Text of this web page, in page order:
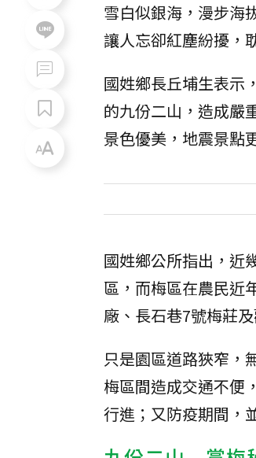
雪白似銀海，漫步海
讓人忘卻紅塵紛擾，
國姓鄉長丘埔生表示
的九份二山，造成嚴
景色優美，地震景點
國姓鄉公所指出，近
區，而梅區在農民近
廠、長石巷7號梅莊
只是園區道路狹窄，
梅區間造成交通不便
行進；又防疫期間，